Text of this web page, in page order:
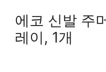
에코 신발 주
레이, 1개